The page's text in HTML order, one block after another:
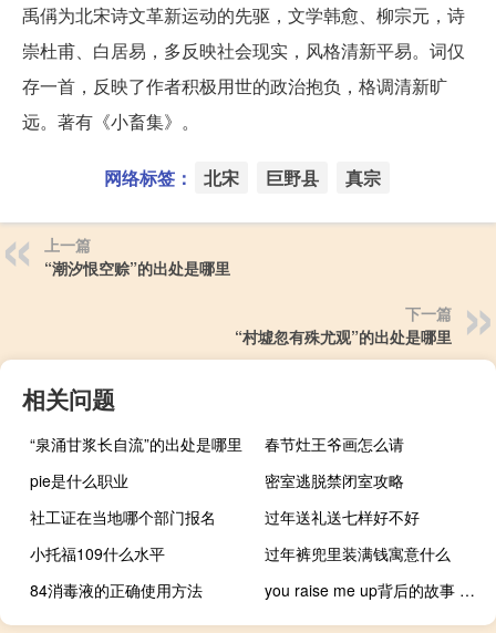
禹偁为北宋诗文革新运动的先驱，文学韩愈、柳宗元，诗
崇杜甫、白居易，多反映社会现实，风格清新平易。词仅
存一首，反映了作者积极用世的政治抱负，格调清新旷
远。著有《小畜集》。
网络标签： 北宋 巨野县 真宗
上一篇
“潮汐恨空赊”的出处是哪里
下一篇
“村墟忽有殊尤观”的出处是哪里
相关问题
“泉涌甘浆长自流”的出处是哪里
春节灶王爷画怎么请
pie是什么职业
密室逃脱禁闭室攻略
社工证在当地哪个部门报名
过年送礼送七样好不好
小托福109什么水平
过年裤兜里装满钱寓意什么
84消毒液的正确使用方法
you raise me up背后的故事 youraisemeup中文版